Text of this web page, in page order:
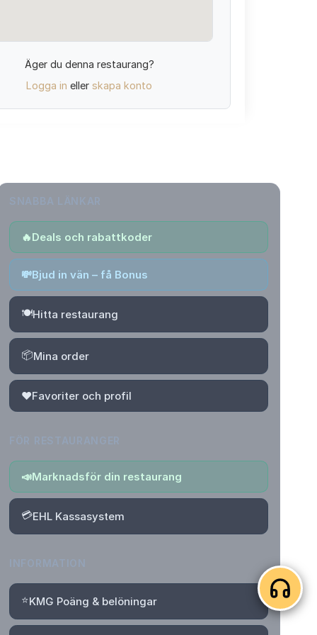
Äger du denna restaurang?
Logga in eller skapa konto
🔥Deals och rabattkoder
💸Bjud in vän – få Bonus
🍽️Hitta restaurang
📦Mina order
❤️Favoriter och profil
📣Marknadsför din restaurang
💳EHL Kassasystem
⭐KMG Poäng & belöningar